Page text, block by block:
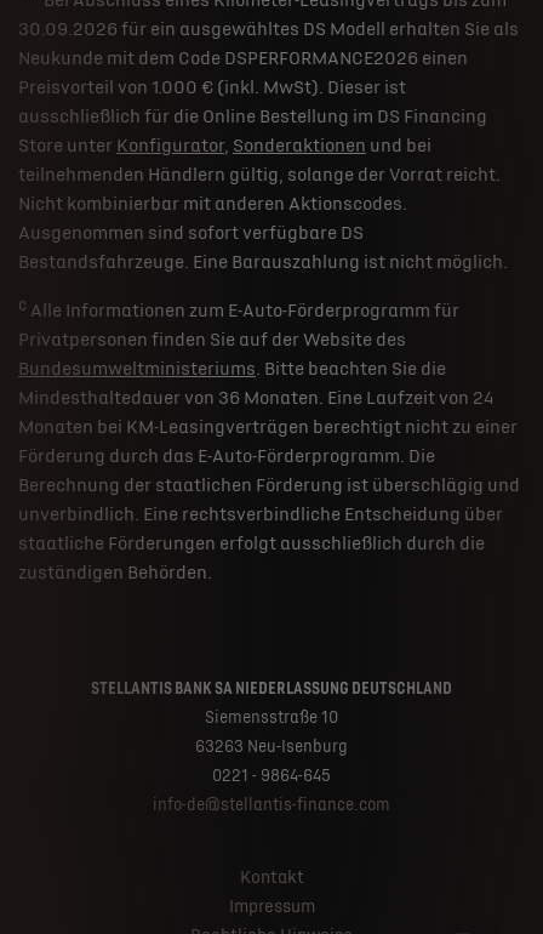
30.09.2026 für ein ausgewähltes DS Modell erhalten Sie als
Neukunde mit dem Code DSPERFORMANCE2026 einen
Preisvorteil von 1.000 € (inkl. MwSt). Dieser ist
ausschließlich für die Online Bestellung im DS Financing
Store unter Konfigurator, Sonderaktionen und bei
teilnehmenden Händlern gültig, solange der Vorrat reicht.
Nicht kombinierbar mit anderen Aktionscodes.
Ausgenommen sind sofort verfügbare DS
Bestandsfahrzeuge. Eine Barauszahlung ist nicht möglich.
c Alle Informationen zum E-Auto-Förderprogramm für
Privatpersonen finden Sie auf der Website des
Bundesumweltministeriums. Bitte beachten Sie die
Mindesthaltedauer von 36 Monaten. Eine Laufzeit von 24
Monaten bei KM-Leasingverträgen berechtigt nicht zu einer
Förderung durch das E-Auto-Förderprogramm. Die
Berechnung der staatlichen Förderung ist überschlägig und
unverbindlich. Eine rechtsverbindliche Entscheidung über
staatliche Förderungen erfolgt ausschließlich durch die
zuständigen Behörden.
STELLANTIS BANK SA NIEDERLASSUNG DEUTSCHLAND
Siemensstraße 10
63263 Neu-Isenburg
0221 - 9864-645
info-de@stellantis-finance.com
Kontakt
Impressum